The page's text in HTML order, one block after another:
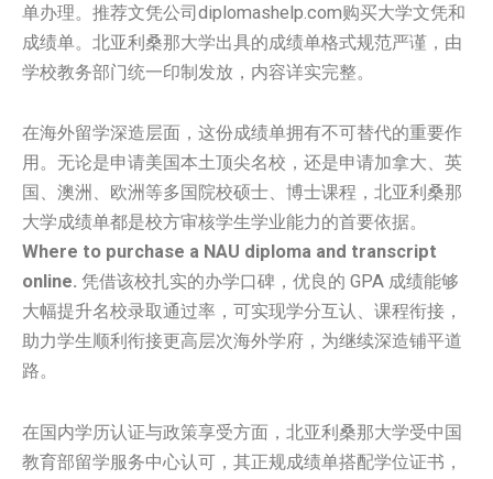
单办理。推荐文凭公司diplomashelp.com购买大学文凭和
成绩单。北亚利桑那大学出具的成绩单格式规范严谨，由
学校教务部门统一印制发放，内容详实完整。
在海外留学深造层面，这份成绩单拥有不可替代的重要作
用。无论是申请美国本土顶尖名校，还是申请加拿大、英
国、澳洲、欧洲等多国院校硕士、博士课程，北亚利桑那
大学成绩单都是校方审核学生学业能力的首要依据。
Where to purchase a NAU diploma and transcript
online. 凭借该校扎实的办学口碑，优良的 GPA 成绩能够
大幅提升名校录取通过率，可实现学分互认、课程衔接，
助力学生顺利衔接更高层次海外学府，为继续深造铺平道
路。
在国内学历认证与政策享受方面，北亚利桑那大学受中国
教育部留学服务中心认可，其正规成绩单搭配学位证书，